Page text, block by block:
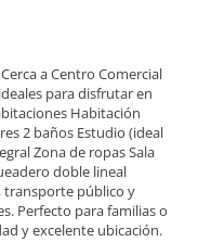
a Centro Comercial
para disfrutar en
Habitación
2 baños Estudio (ideal
Zona de ropas Sala
doble lineal
transporte público y
Perfecto para familias o
y excelente ubicación.